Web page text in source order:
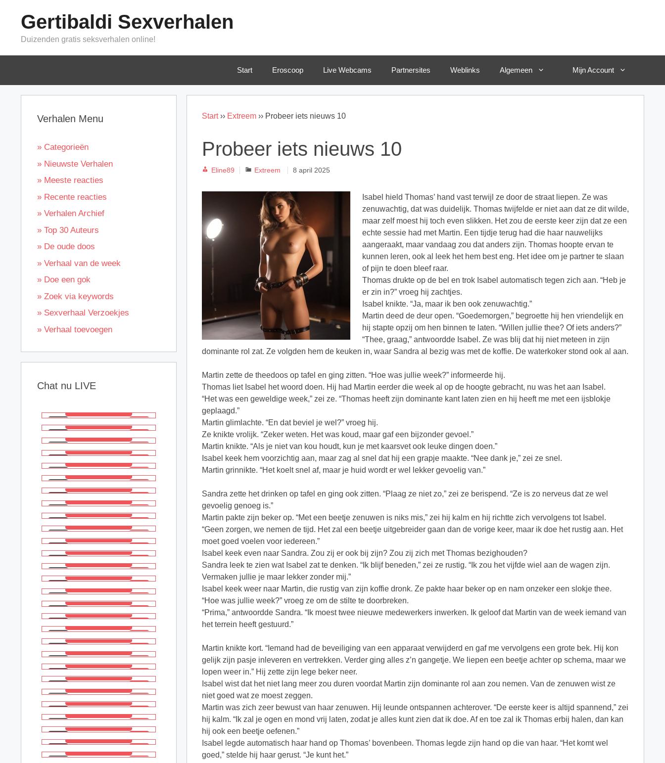
inhoud
Gertibaldi Sexverhalen
Duizenden gratis seksverhalen online!
Start Eroscoop Live Webcams Partnersites Weblinks Algemeen Mijn Account
Start›› Extreem ›› Probeer iets nieuws 10
Probeer iets nieuws 10
Eline89 Categorieën
Extreem 8 april 2025
Isabel hield Thomas’ hand vast terwijl ze door de straat liepen. Ze was
zenuwachtig, dat was duidelijk. Thomas twijfelde er niet aan dat ze dit wilde,
maar zelf moest hij toch even slikken. Het zou de eerste keer zijn dat ze een
echte sessie had met Martin. Een tijdje terug had die haar nauwelijks
aangeraakt, maar vandaag zou dat anders zijn. Thomas hoopte ervan te
kunnen leren, ook al leek het hem best eng. Het idee om je partner te slaan
of pijn te doen bleef raar.
Thomas drukte op de bel en trok Isabel automatisch tegen zich aan. “Heb je
er zin in?” vroeg hij zachtjes.
Isabel knikte. “Ja, maar ik ben ook zenuwachtig.”
Martin deed de deur open. “Goedemorgen,” begroette hij hen vriendelijk en
hij stapte opzij om hen binnen te laten. “Willen jullie thee? Of iets anders?”
“Thee, graag,” antwoordde Isabel. Ze was blij dat hij niet meteen in zijn
dominante rol zat. Ze volgden hem de keuken in, waar Sandra al bezig was met de koffie. De waterkoker stond ook al aan.
Martin zette de theedoos op tafel en ging zitten. “Hoe was jullie week?” informeerde hij.
Thomas liet Isabel het woord doen. Hij had Martin eerder die week al op de hoogte gebracht, nu was het aan Isabel.
“Het was een geweldige week,” zei ze. “Thomas heeft zijn dominante kant laten zien en hij heeft me met een ijsblokje
geplaagd.”
Martin glimlachte. “En dat beviel je wel?” vroeg hij.
Ze knikte vrolijk. “Zeker weten. Het was koud, maar gaf een bijzonder gevoel.”
Martin knikte. “Als je niet van kou houdt, kun je met kaarsvet ook leuke dingen doen.”
Isabel keek hem voorzichtig aan, maar zag al snel dat hij een grapje maakte. “Nee dank je,” zei ze snel.
Martin grinnikte. “Het koelt snel af, maar je huid wordt er wel lekker gevoelig van.”
Sandra zette het drinken op tafel en ging ook zitten. “Plaag ze niet zo,” zei ze berispend. “Ze is zo nerveus dat ze wel
gevoelig genoeg is.”
Martin pakte zijn beker op. “Met een beetje zenuwen is niks mis,” zei hij kalm en hij richtte zich vervolgens tot Isabel.
“Geen zorgen, we nemen de tijd. Het zal een beetje uitgebreider gaan dan de vorige keer, maar ik doe het rustig aan. Het
moet goed voelen voor iedereen.”
Isabel keek even naar Sandra. Zou zij er ook bij zijn? Zou zij zich met Thomas bezighouden?
Sandra leek te zien wat Isabel zat te denken. “Ik blijf beneden,” zei ze rustig. “Ik zou het vijfde wiel aan de wagen zijn.
Vermaken jullie je maar lekker zonder mij.”
Isabel keek weer naar Martin, die rustig van zijn koffie dronk. Ze pakte haar beker op en nam onzeker een slokje thee.
“Hoe was jullie week?” vroeg ze om de stilte te doorbreken.
“Prima,” antwoordde Sandra. “Ik moest twee nieuwe medewerkers inwerken. Ik geloof dat Martin van de week iemand van
het terrein heeft gestuurd.”
Martin knikte kort. “Iemand had de beveiliging van een apparaat verwijderd en gaf me vervolgens een grote bek. Hij kon
gelijk zijn pasje inleveren en vertrekken. Verder ging alles z’n gangetje. We liepen een beetje achter op schema, maar we
lopen weer in.” Hij zette zijn lege beker neer.
Isabel wist dat het niet lang meer zou duren voordat Martin zijn dominante rol aan zou nemen. Van de zenuwen wist ze
niet goed wat ze moest zeggen.
Martin was zich zeer bewust van haar zenuwen. Hij leunde ontspannen achterover. “De eerste keer is altijd spannend,” zei
hij kalm. “Ik zal je ogen en mond vrij laten, zodat je alles kunt zien dat ik doe. Af en toe zal ik Thomas erbij halen, dan kan
hij ook een beetje oefenen.”
Isabel legde automatisch haar hand op Thomas’ bovenbeen. Thomas legde zijn hand op die van haar. “Het komt wel
goed,” stelde hij haar gerust. “Je kunt het.”
Verhalen Menu
» Categorieën
» Nieuwste Verhalen
» Meeste reacties
» Recente reacties
» Verhalen Archief
» Top 30 Auteurs
» De oude doos
» Verhaal van de week
» Doe een gok
» Zoek via keywords
» Sexverhaal Verzoekjes
» Verhaal toevoegen
Chat nu LIVE